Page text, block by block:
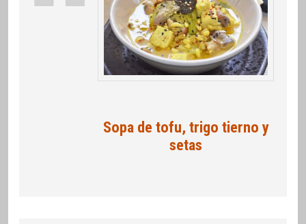
Sopa de tofu, trigo tierno y
setas